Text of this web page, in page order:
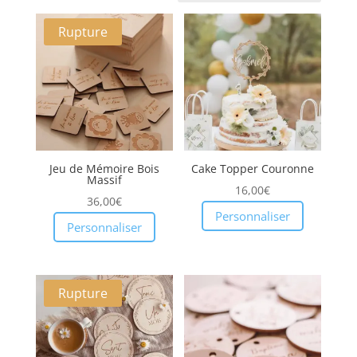
récent
au
plus
ancien
Rupture
Jeu de Mémoire Bois
Massif
36,00€
Personnaliser
Cake Topper Couronne
16,00€
Personnaliser
Rupture